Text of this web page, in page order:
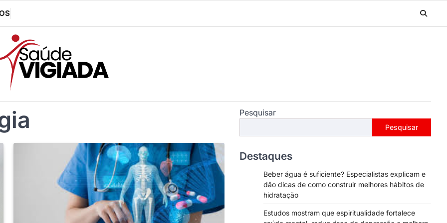
Pesquisar
Pesquisar
Destaques
Beber água é suficiente? Especialistas explicam e
dão dicas de como construir melhores hábitos de
hidratação
Estudos mostram que espiritualidade fortalece